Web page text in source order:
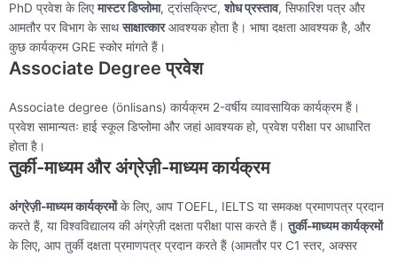
PhD प्रवेश के लिएमास्टर डिप्लोमा, ट्रांसक्रिप्ट,शोध प्रस्ताव, सिफारिश पत्र और
आमतौर पर विभाग के साथसाक्षात्कारआवश्यक होता है। भाषा दक्षता आवश्यक है, और
कुछ कार्यक्रम GRE स्कोर मांगते हैं।
Associate Degree प्रवेश
Associate degree (önlisans) कार्यक्रम 2-वर्षीय व्यावसायिक कार्यक्रम हैं।
प्रवेश सामान्यतः हाई स्कूल डिप्लोमा और जहां आवश्यक हो, प्रवेश परीक्षा पर आधारित
होता है।
तुर्की-माध्यम और अंग्रेज़ी-माध्यम कार्यक्रम
अंग्रेज़ी-माध्यम कार्यक्रमोंके लिए, आप TOEFL, IELTS या समकक्ष प्रमाणपत्र प्रदान
करते हैं, या विश्वविद्यालय की अंग्रेज़ी दक्षता परीक्षा पास करते हैं।तुर्की-माध्यम कार्यक्रमों
के लिए, आप तुर्की दक्षता प्रमाणपत्र प्रदान करते हैं (आमतौर पर C1 स्तर, अक्सर